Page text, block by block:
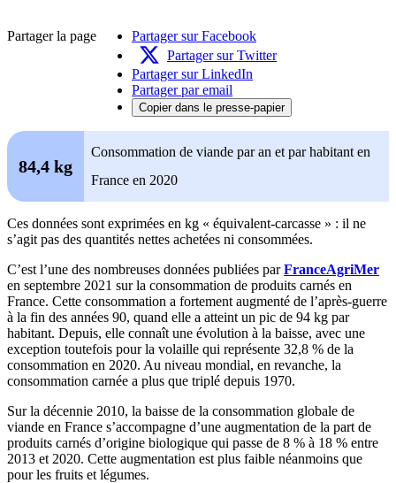
Partager la page
Partager sur Facebook
Partager sur Twitter
Partager sur LinkedIn
Partager par email
Copier dans le presse-papier
84,4 kg
Consommation de viande par an et par habitant en
France en 2020
Ces données sont exprimées en kg « équivalent-carcasse » : il ne
s’agit pas des quantités nettes achetées ni consommées.
C’est l’une des nombreuses données publiées parFranceAgriMer
en septembre 2021 sur la consommation de produits carnés en
France. Cette consommation a fortement augmenté de l’après-guerre
à la fin des années 90, quand elle a atteint un pic de 94 kg par
habitant. Depuis, elle connaît une évolution à la baisse, avec une
exception toutefois pour la volaille qui représente 32,8 % de la
consommation en 2020. Au niveau mondial, en revanche, la
consommation carnée a plus que triplé depuis 1970.
Sur la décennie 2010, la baisse de la consommation globale de
viande en France s’accompagne d’une augmentation de la part de
produits carnés d’origine biologique qui passe de 8 % à 18 % entre
2013 et 2020. Cette augmentation est plus faible néanmoins que
pour les fruits et légumes.